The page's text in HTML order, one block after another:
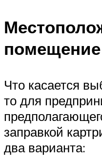
помещение
Что касается
то для
заправкой
два варианта: